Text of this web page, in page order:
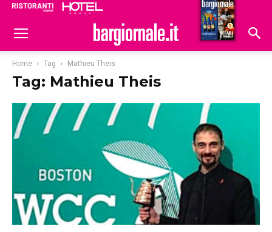
Hoteldomani
Home Tag Mathieu Theis
Tag: Mathieu Theis